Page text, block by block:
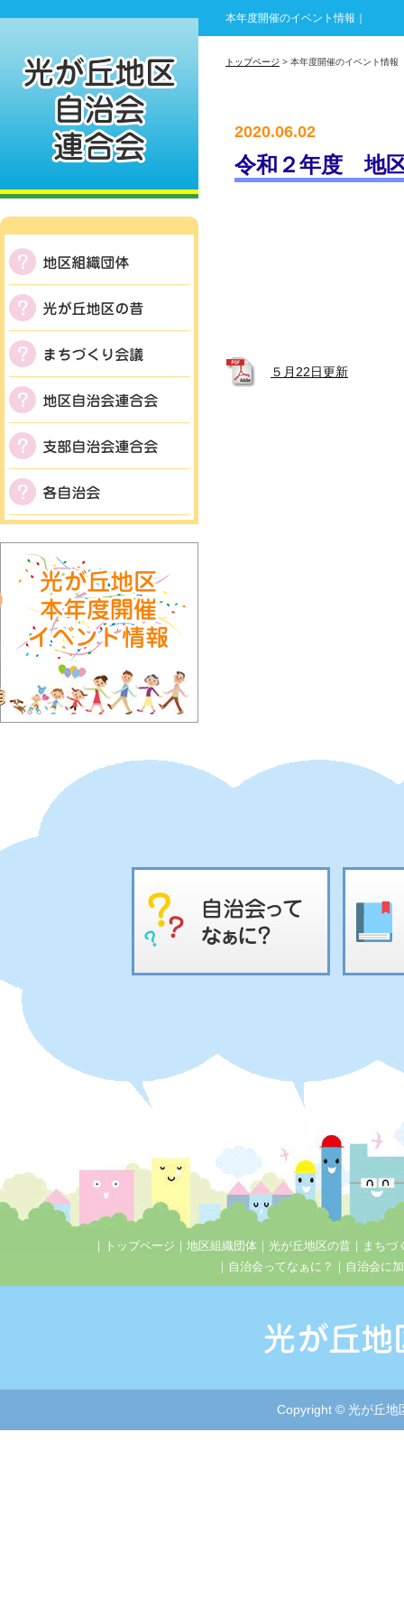
本年度開催のイベント情報｜
トップページ > 本年度開催のイベント情報
2020.06.02
令和２年度 地
５月22日更新
｜ トップページ ｜地区組織団体 ｜光が丘地区の昔 ｜ まちづ
｜ 自治会ってなぁに？ ｜ 自治会に
Copyright © 光が丘地